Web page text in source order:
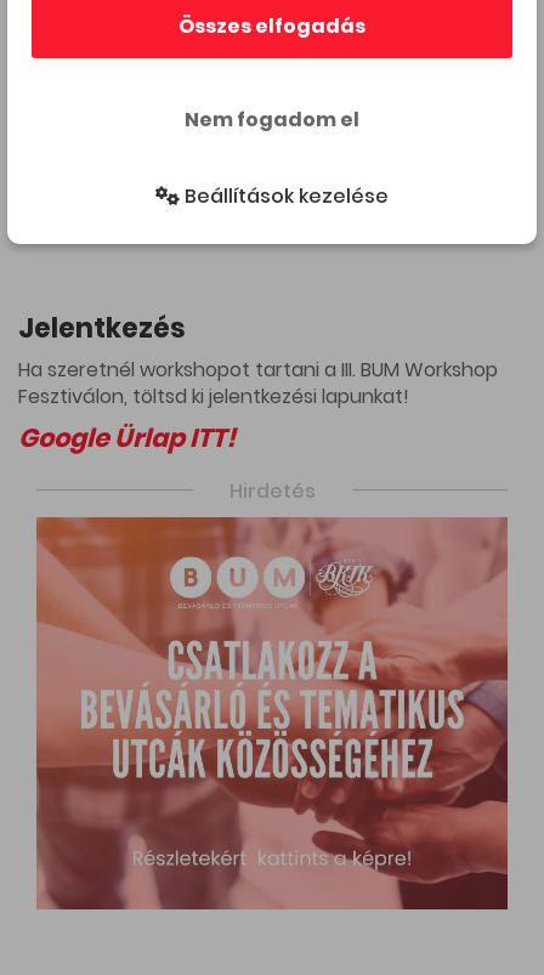
bekapcsolódj Budapest kreatív közösségébe,
és részese legyél egy olyan városi eseménynek,
Jelentkezés
Ha szeretnél workshopot tartani a III. BUM Workshop
Fesztiválon, töltsd ki jelentkezési lapunkat!
Google Ürlap ITT!
Hirdetés
Összes elfogadás
Nem fogadom el
Beállítások kezelése